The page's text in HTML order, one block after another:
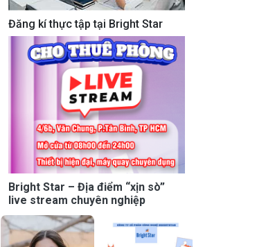
Đăng kí thực tập tại Bright Star
Bright Star – Địa điểm “xịn sò”
live stream chuyên nghiệp